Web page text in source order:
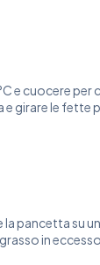
e cuocere per
girare le fette
pancetta su
in